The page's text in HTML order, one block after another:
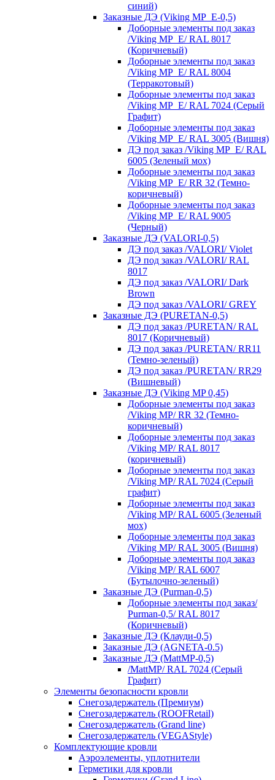
синий)
Заказные ДЭ (Viking MP_E-0,5)
Доборные элементы под заказ
/Viking MP_E/ RAL 8017
(Коричневый)
Доборные элементы под заказ
/Viking MP_E/ RAL 8004
(Терракотовый)
Доборные элементы под заказ
/Viking MP_E/ RAL 7024 (Серый
Графит)
Доборные элементы под заказ
/Viking MP_E/ RAL 3005 (Вишня)
ДЭ под заказ /Viking MP_E/ RAL
6005 (Зеленый мох)
Доборные элементы под заказ
/Viking MP_E/ RR 32 (Темно-
коричневый)
Доборные элементы под заказ
/Viking MP_E/ RAL 9005
(Черный)
Заказные ДЭ (VALORI-0,5)
ДЭ под заказ /VALORI/ Violet
ДЭ под заказ /VALORI/ RAL
8017
ДЭ под заказ /VALORI/ Dark
Brown
ДЭ под заказ /VALORI/ GREY
Заказные ДЭ (PURETAN-0,5)
ДЭ под заказ /PURETAN/ RAL
8017 (Коричневый)
ДЭ под заказ /PURETAN/ RR11
(Темно-зеленый)
ДЭ под заказ /PURETAN/ RR29
(Вишневый)
Заказные ДЭ (Viking MP 0,45)
Доборные элементы под заказ
/Viking MP/ RR 32 (Темно-
коричневый)
Доборные элементы под заказ
/Viking MP/ RAL 8017
(коричневый)
Доборные элементы под заказ
/Viking MP/ RAL 7024 (Серый
графит)
Доборные элементы под заказ
/Viking MP/ RAL 6005 (Зеленый
мох)
Доборные элементы под заказ
/Viking MP/ RAL 3005 (Вишня)
Доборные элементы под заказ
/Viking MP/ RAL 6007
(Бутылочно-зеленый)
Заказные ДЭ (Purman-0,5)
Доборные элементы под заказ/
Purman-0,5/ RAL 8017
(Коричневый)
Заказные ДЭ (Клауди-0,5)
Заказные ДЭ (AGNETA-0.5)
Заказные ДЭ (MattMP-0,5)
/MattMP/ RAL 7024 (Серый
Графит)
Элементы безопасности кровли
Снегозадержатель (Премиум)
Снегозадержатель (ROOFRetail)
Снегозадержатель (Grand line)
Снегозадержатель (VEGAStyle)
Комплектующие кровли
Аэроэлементы, уплотнители
Герметики для кровли